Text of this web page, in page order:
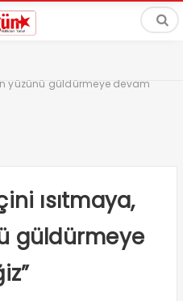
yüzünü güldürmeye devam
ısıtmaya,
güldürmeye